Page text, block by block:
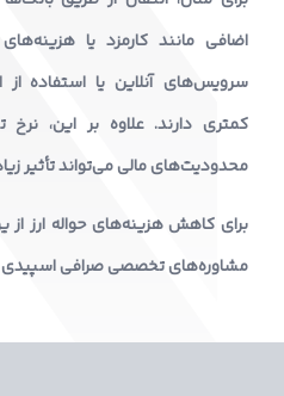
اضافی مانند کارمزد یا
سرویس‌های آنلاین یا استفاده از
کمتری دارند. علاوه بر این،
محدودیت‌های مالی می‌تواند تأثیر
برای کاهش هزینه‌های حواله ارز از
مشاوره‌های تخصصی صرافی اسپیدی